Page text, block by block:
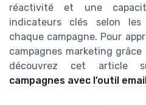
réactivité et une
indicateurs clés selon les
chaque campagne. Pour
campagnes marketing
découvrez cet article
campagnes avec l’outil